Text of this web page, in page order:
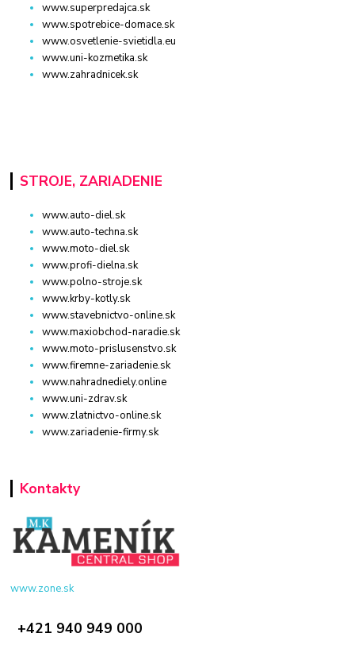
www.superpredajca.sk
www.spotrebice-domace.sk
www.osvetlenie-svietidla.eu
www.uni-kozmetika.sk
www.zahradnicek.sk
STROJE, ZARIADENIE
www.auto-diel.sk
www.auto-techna.sk
www.moto-diel.sk
www.profi-dielna.sk
www.polno-stroje.sk
www.krby-kotly.sk
www.stavebnictvo-online.sk
www.maxiobchod-naradie.sk
www.moto-prislusenstvo.sk
www.firemne-zariadenie.sk
www.nahradnediely.online
www.uni-zdrav.sk
www.zlatnictvo-online.sk
www.zariadenie-firmy.sk
Kontakty
www.zone.sk
+421 940 949 000